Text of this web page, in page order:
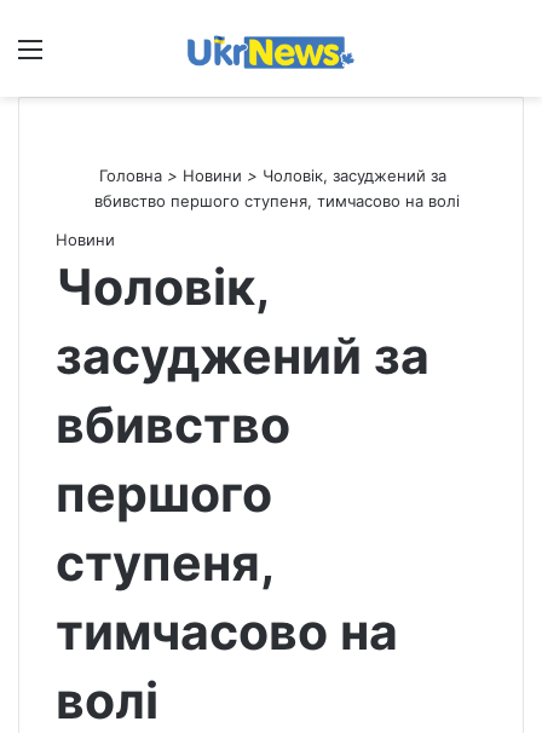
Меню
Головна > Новини > Чоловік, засуджений за
вбивство першого ступеня, тимчасово на волі
Новини
Чоловік,
засуджений за
вбивство
першого
ступеня,
тимчасово на
волі